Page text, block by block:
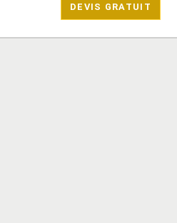
DEVIS GRATUIT